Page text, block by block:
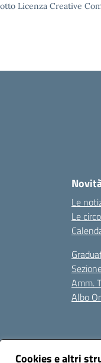
Cookies e altri
Licenza Creative
Le
Le
Amm.
Albo